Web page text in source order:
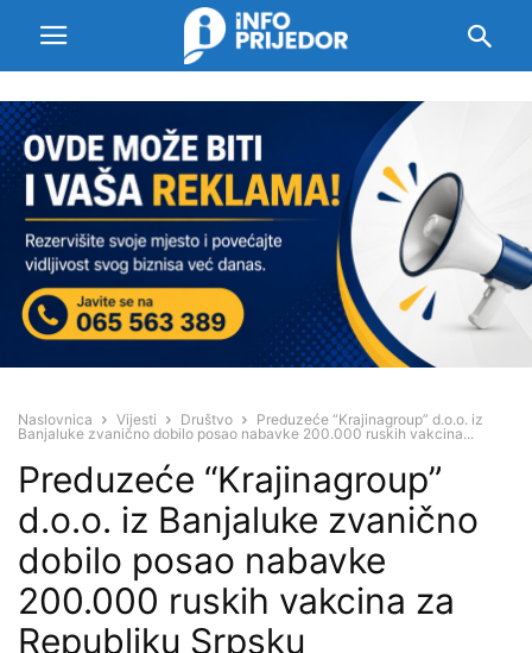
Naslovnica Vijesti Društvo
Preduzeće “Krajinagroup” d.o.o. iz
Banjaluke zvanično dobilo posao nabavke 200.000 ruskih vakcina...
Preduzeće “Krajinagroup”
d.o.o. iz Banjaluke zvanično
dobilo posao nabavke
200.000 ruskih vakcina za
Republiku Srpsku